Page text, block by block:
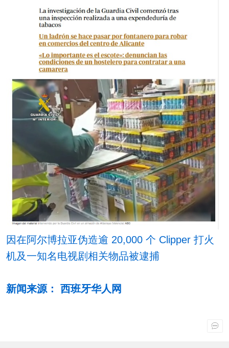
因在阿尔博拉亚伪造逾 20,000 个 Clipper 打火
机及一知名电视剧相关物品被逮捕
新闻来源： 西班牙华人网